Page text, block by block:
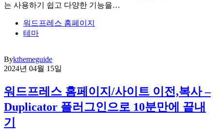
는 사용하기 쉽고 다양한 기능을…
워드프레스 홈페이지
테마
Bykthemeguide
2024년 04월 15일
워드프레스 홈페이지/사이트 이전,복사 –
Duplicator 플러그인으로 10분만에 끝내
기